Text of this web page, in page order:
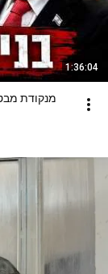
1:36:04